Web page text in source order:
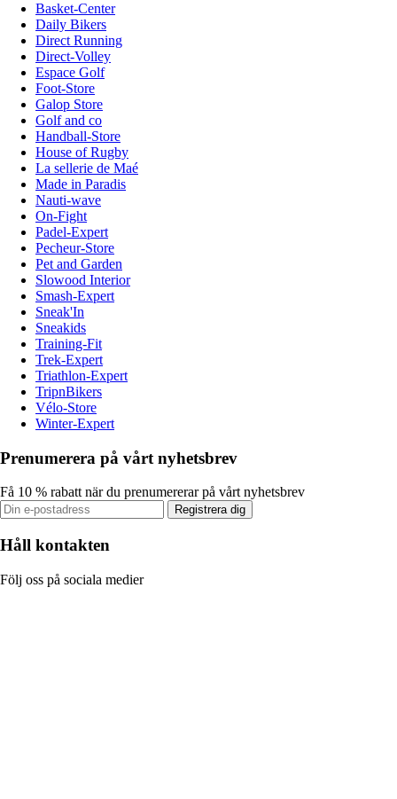
Basket-Center
Daily Bikers
Direct Running
Direct-Volley
Espace Golf
Foot-Store
Galop Store
Golf and co
Handball-Store
House of Rugby
La sellerie de Maé
Made in Paradis
Nauti-wave
On-Fight
Padel-Expert
Pecheur-Store
Pet and Garden
Slowood Interior
Smash-Expert
Sneak'In
Sneakids
Training-Fit
Trek-Expert
Triathlon-Expert
TripnBikers
Vélo-Store
Winter-Expert
Prenumerera på vårt nyhetsbrev
Få 10 % rabatt när du prenumererar på vårt nyhetsbrev
Registrera dig
Håll kontakten
Följ oss på sociala medier